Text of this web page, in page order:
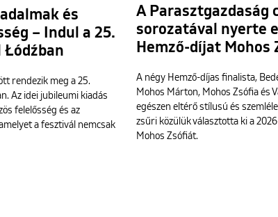
A Parasztgazdaság
sorozatával nyerte
Hemző-díjat Mohos
A négy Hemző-díjas finalista,
Mohos Márton, Mohos Zsófia és
egészen eltérő stílusú és
zsűri közülük választotta ki a
Mohos Zsófiát.
és
– Indul a 25.
rendezik meg a 25.
Az idei jubileumi kiadás
felelősség és az
a fesztivál nemcsak